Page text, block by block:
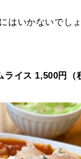
はいかないでし
イス 1,500円（